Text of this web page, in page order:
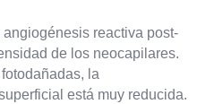
reactiva post-
de los neocapilares.
la
está muy reducida.